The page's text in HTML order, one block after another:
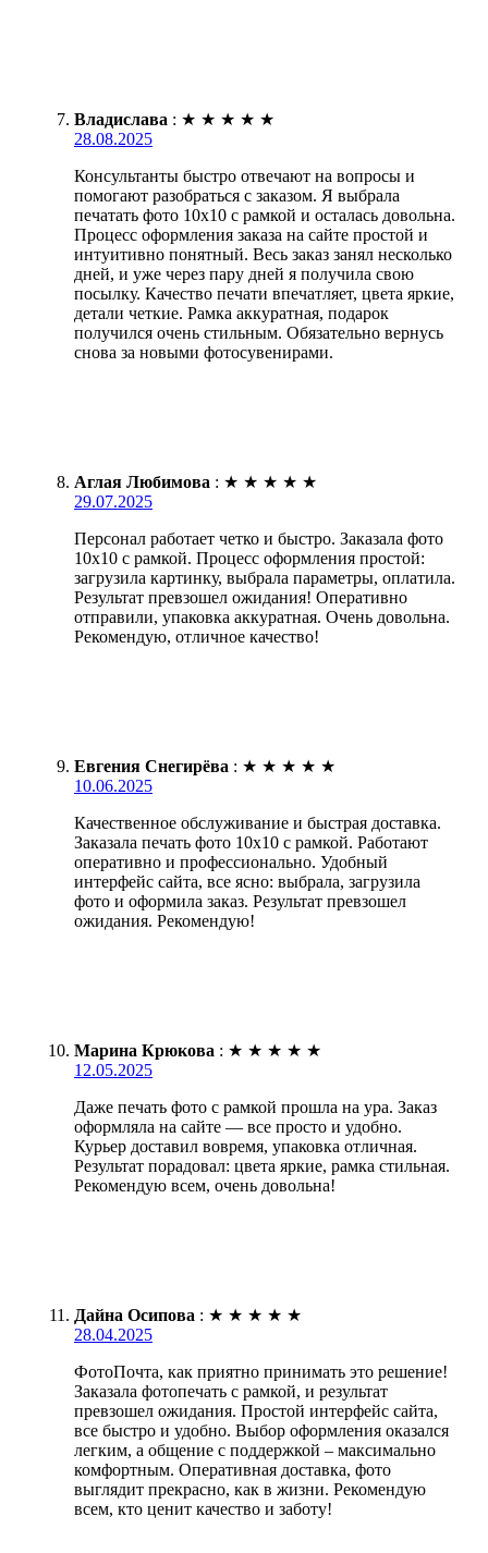
Владислава : ★ ★ ★ ★ ★
28.08.2025
Консультанты быстро отвечают на вопросы и
помогают разобраться с заказом. Я выбрала
печатать фото 10х10 с рамкой и осталась довольна.
Процесс оформления заказа на сайте простой и
интуитивно понятный. Весь заказ занял несколько
дней, и уже через пару дней я получила свою
посылку. Качество печати впечатляет, цвета яркие,
детали четкие. Рамка аккуратная, подарок
получился очень стильным. Обязательно вернусь
снова за новыми фотосувенирами.
Аглая Любимова : ★ ★ ★ ★ ★
29.07.2025
Персонал работает четко и быстро. Заказала фото
10х10 с рамкой. Процесс оформления простой:
загрузила картинку, выбрала параметры, оплатила.
Результат превзошел ожидания! Оперативно
отправили, упаковка аккуратная. Очень довольна.
Рекомендую, отличное качество!
Евгения Снегирёва : ★ ★ ★ ★ ★
10.06.2025
Качественное обслуживание и быстрая доставка.
Заказала печать фото 10х10 с рамкой. Работают
оперативно и профессионально. Удобный
интерфейс сайта, все ясно: выбрала, загрузила
фото и оформила заказ. Результат превзошел
ожидания. Рекомендую!
Марина Крюкова : ★ ★ ★ ★ ★
12.05.2025
Даже печать фото с рамкой прошла на ура. Заказ
оформляла на сайте — все просто и удобно.
Курьер доставил вовремя, упаковка отличная.
Результат порадовал: цвета яркие, рамка стильная.
Рекомендую всем, очень довольна!
Дайна Осипова : ★ ★ ★ ★ ★
28.04.2025
ФотоПочта, как приятно принимать это решение!
Заказала фотопечать с рамкой, и результат
превзошел ожидания. Простой интерфейс сайта,
все быстро и удобно. Выбор оформления оказался
легким, а общение с поддержкой – максимально
комфортным. Оперативная доставка, фото
выглядит прекрасно, как в жизни. Рекомендую
всем, кто ценит качество и заботу!